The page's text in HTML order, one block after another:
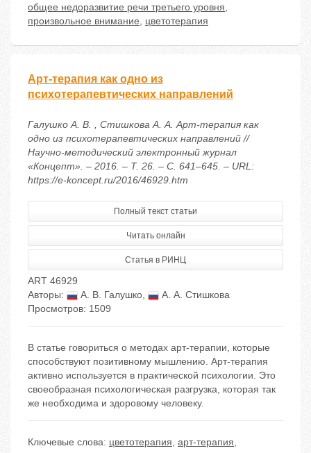
общее недоразвитие речи третьего уровня,
произвольное внимание, цветотерапия
Арт-терапия как одно из
психотерапевтических направлений
Галушко А. В. , Стишкова А. А. Арт-терапия как
одно из психотерапевтических направлений //
Научно-методический электронный журнал
«Концепт». – 2016. – Т. 26. – С. 641–645. – URL:
https://e-koncept.ru/2016/46929.htm
Полный текст статьи
Читать онлайн
Статья в РИНЦ
ART 46929
Авторы:
А. В. Галушко,
А. А. Стишкова
Просмотров: 1509
В статье говориться о методах арт-терапии, которые
способствуют позитивному мышлению. Арт-терапия
активно используется в практической психологии. Это
своеобразная психологическая разгрузка, которая так
же необходима и здоровому человеку.
Ключевые слова: цветотерапия, арт-терапия,